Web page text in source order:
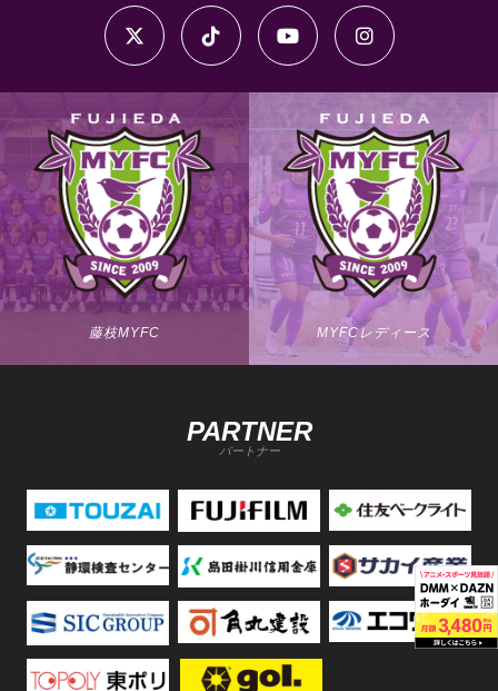
藤枝MYFC MYFCレディース
PARTNER
パートナー